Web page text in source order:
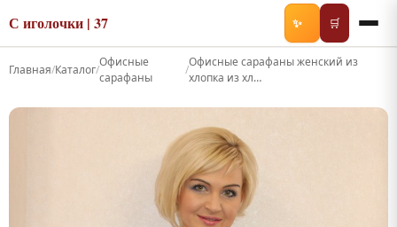
С иголочки | 37 ✨ 🛒
Главная/Каталог/
Офисные
сарафаны
/
Офисные сарафаны женский из
хлопка из хл…